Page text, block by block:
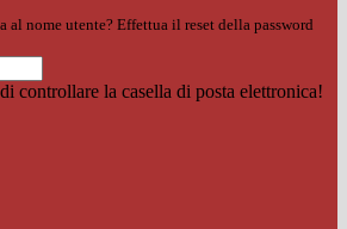
al nome utente? Effettua il reset della password
controllare la casella di posta elettronica!